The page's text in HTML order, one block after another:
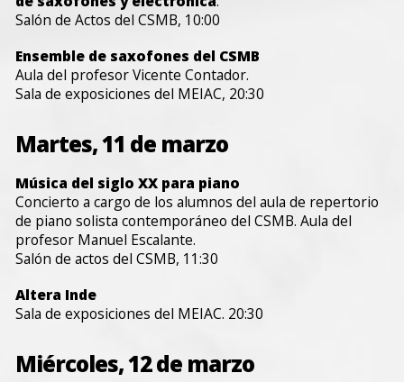
Salón de Actos del CSMB, 10:00
Ensemble de saxofones del CSMB
Aula del profesor Vicente Contador.
Sala de exposiciones del MEIAC, 20:30
Martes, 11 de marzo
Música del siglo XX para piano
Concierto a cargo de los alumnos del aula de repertorio
de piano solista contemporáneo del CSMB. Aula del
profesor Manuel Escalante.
Salón de actos del CSMB, 11:30
Altera Inde
Sala de exposiciones del MEIAC. 20:30
Miércoles, 12 de marzo